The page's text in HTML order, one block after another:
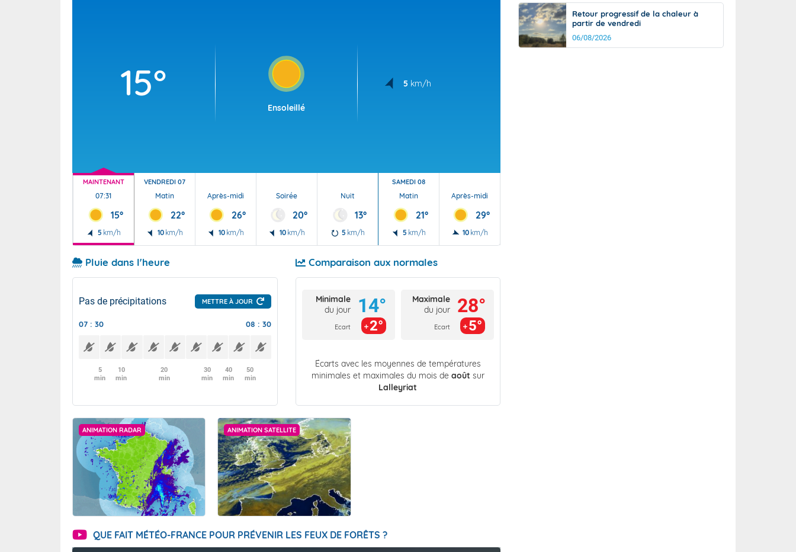
15°
Ensoleillé
5 km/h
MAINTENANT
07:31
15°
5 km/h
VENDREDI 07
Matin
22°
10 km/h
Après-midi
26°
10 km/h
Soirée
20°
10 km/h
Nuit
13°
5 km/h
SAMEDI 08
Matin
21°
5 km/h
Après-midi
29°
10 km/h
Pluie dans l'heure
Pas de précipitations METTRE À JOUR
07 : 30 08 : 30
5
min
10
min
20
min
30
min
40
min
50
min
Comparaison aux normales
Minimale
du jour
Ecart
14°
2°
Maximale
du jour
Ecart
28°
5°
Écarts avec les moyennes de températures
minimales et maximales du mois de août sur
Lalleyriat
ANIMATION RADAR ANIMATION SATELLITE
QUE FAIT MÉTÉO-FRANCE POUR PRÉVENIR LES FEUX DE FORÊTS ?
Retour progressif de la chaleur à
partir de vendredi
06/08/2026